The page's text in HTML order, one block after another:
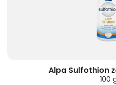
Alpa Sulfothion
100